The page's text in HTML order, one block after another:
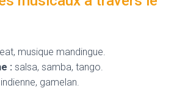
musique mandingue.
: salsa, samba, tango.
gamelan.